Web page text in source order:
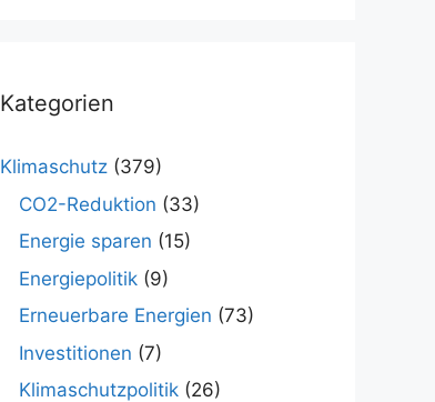
Kategorien
Klimaschutz (379)
CO2-Reduktion (33)
Energie sparen (15)
Energiepolitik (9)
Erneuerbare Energien (73)
Investitionen (7)
Klimaschutzpolitik (26)